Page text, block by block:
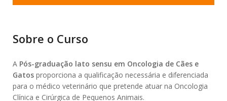
Sobre o Curso
A Pós-graduação lato sensu em Oncologia de Cães e
Gatos proporciona a qualificação necessária e diferenciada
para o médico veterinário que pretende atuar na Oncologia
Clínica e Cirúrgica de Pequenos Animais.